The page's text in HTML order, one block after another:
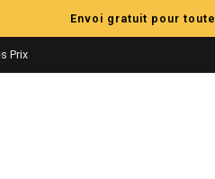
Envoi gratuit pour
Prix